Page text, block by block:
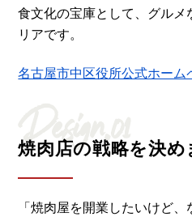
食文化の宝庫として、グルメ
リアです。
名古屋市中区役所公式ホーム
Design.01
焼肉店の戦略を決め
「焼肉屋を開業したいけど